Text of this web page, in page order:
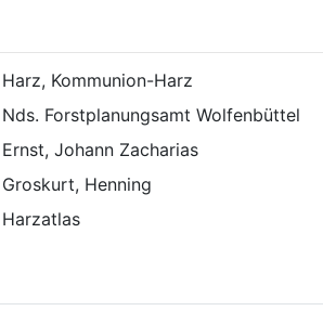
Harz, Kommunion-Harz
Nds. Forstplanungsamt Wolfenbüttel
Ernst, Johann Zacharias
Groskurt, Henning
Harzatlas